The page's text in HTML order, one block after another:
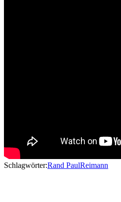
Schlagwörter:Rand PaulReimann